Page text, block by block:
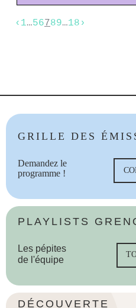
‹ 1…56 789…18 ›
GRILLE DES
Demandez le
programme !
PLAYLISTS
Les pépites
de l'équipe
DÉCOUVERTE